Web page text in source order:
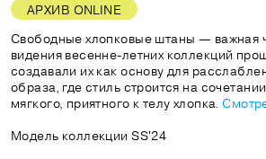
АРХИВ ONLINE
Свободные хлопковые штаны — важная
видения весенне-летних коллекций
создавали их как основу для
образа, где стиль строится на
мягкого, приятного к телу хлопка.
Модель коллекции SS'24